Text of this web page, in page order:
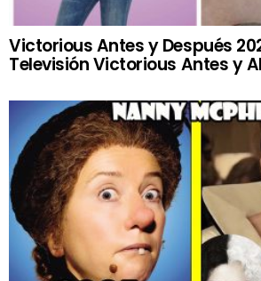
Victorious Antes y Después
Televisión Victorious Antes y